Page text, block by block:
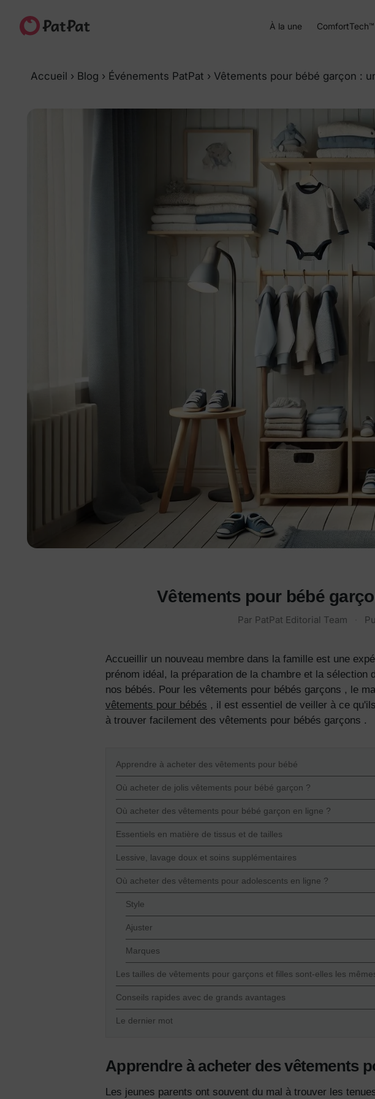
À la une ComfortTech™
Accueil › Blog › Événements PatPat › Vêtements pour bébé garçon :
Vêtements pour bébé
Par PatPat Editorial Team
Accueillir un nouveau membre dans la famille est une
prénom idéal, la préparation de la chambre et la sélection
nos bébés. Pour les vêtements pour bébés garçons , le
vêtements pour bébés , il est essentiel de veiller à ce
à trouver facilement des vêtements pour bébés garçons .
Apprendre à acheter des vêtements pour bébé
Où acheter de jolis vêtements pour bébé garçon ?
Où acheter des vêtements pour bébé garçon en ligne ?
Essentiels en matière de tissus et de tailles
Lessive, lavage doux et soins supplémentaires
Où acheter des vêtements pour adolescents en ligne ?
Style
Ajuster
Marques
Les tailles de vêtements pour garçons et filles sont-elles les
Conseils rapides avec de grands avantages
Le dernier mot
Apprendre à acheter des vêtements
Les jeunes parents ont souvent du mal à trouver les